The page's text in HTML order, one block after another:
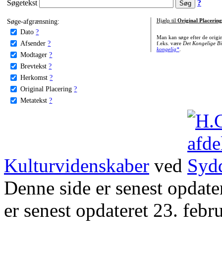
Søgetekst ?
Søge-afgrænsning:
Dato ?
Afsender ?
Modtager ?
Brevtekst ?
Herkomst ?
Original Placering ?
Metatekst ?
Hjælp til Original Placering
Man kan søge efter de
f.eks. være Det Kongelige
kongelig*.
Kulturvidenskaber ved
Denne side er senest
er senest opdateret 23.